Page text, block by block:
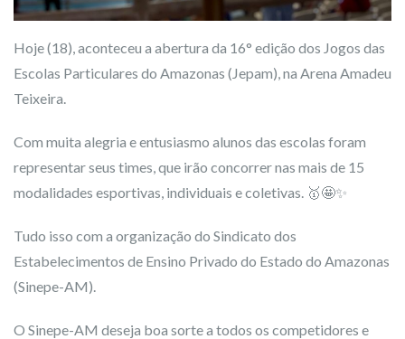
Hoje (18), aconteceu a abertura da 16° edição dos Jogos das
Escolas Particulares do Amazonas (Jepam), na Arena Amadeu
Teixeira.
Com muita alegria e entusiasmo alunos das escolas foram
representar seus times, que irão concorrer nas mais de 15
modalidades esportivas, individuais e coletivas. 🥇🤩✨
Tudo isso com a organização do Sindicato dos
Estabelecimentos de Ensino Privado do Estado do Amazonas
(Sinepe-AM).
O Sinepe-AM deseja boa sorte a todos os competidores e